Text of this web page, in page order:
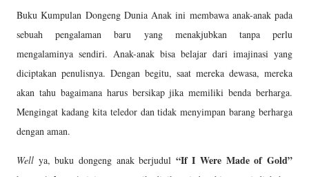
Buku Kumpulan Dongeng Dunia Anak ini membawa anak-anak pada
sebuah pengalaman baru yang menakjubkan tanpa perlu
mengalaminya sendiri. Anak-anak bisa belajar dari imajinasi yang
diciptakan penulisnya. Dengan begitu, saat mereka dewasa, mereka
akan tahu bagaimana harus bersikap jika memiliki benda berharga.
Mengingat kadang kita teledor dan tidak menyimpan barang berharga
dengan aman.
Well ya, buku dongeng anak berjudul “If I Were Made of Gold”